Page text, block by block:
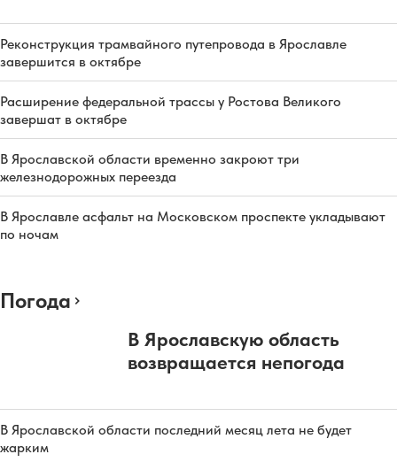
Реконструкция трамвайного путепровода в Ярославле
завершится в октябре
Расширение федеральной трассы у Ростова Великого
завершат в октябре
В Ярославской области временно закроют три
железнодорожных переезда
В Ярославле асфальт на Московском проспекте укладывают
по ночам
Погода
В Ярославскую область
возвращается непогода
В Ярославской области последний месяц лета не будет
жарким